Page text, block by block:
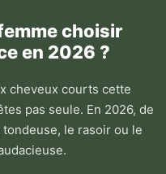
choisir
en 2026 ?
cheveux courts cette
pas seule. En 2026, de
le rasoir ou le